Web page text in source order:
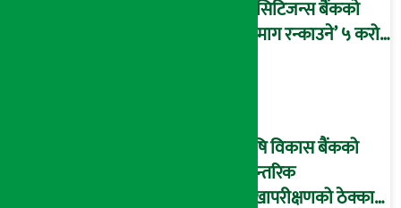
छ सिटिजन्स बैंकको
‘दिमाग रन्काउने’ ५ करोड
कृषि विकास बैंकको
आन्तरिक
लेखापरीक्षणको ठेक्का